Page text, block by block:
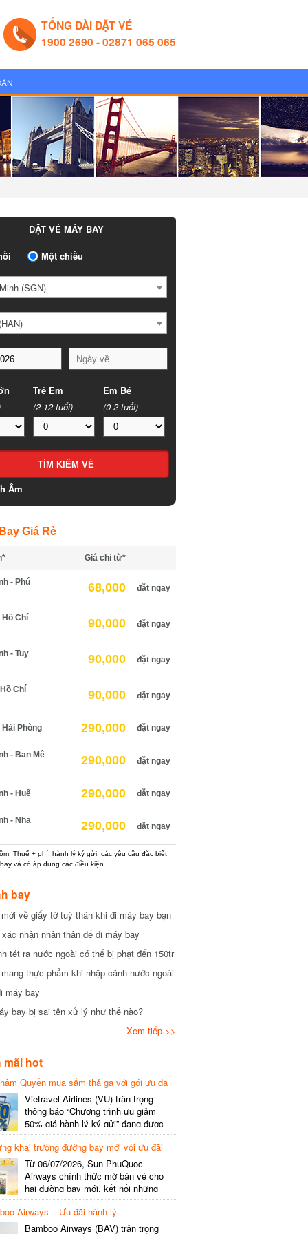
TỔNG ĐÀI ĐẶT VÉ
1900 2690 - 02871 065 065
ĐẶT VÉ MÁY BAY
Một chiều
(SGN)
Trẻ Em
(2-12 tuổi)
Em Bé
(0-2 tuổi)
Âm
Giá Rẻ
Giá chỉ từ*
- Phú
68,000 đặt ngay
Chí
90,000 đặt ngay
- Tuy
90,000 đặt ngay
Chí
90,000 đặt ngay
Phòng 290,000 đặt ngay
- Ban Mê
290,000 đặt ngay
- Huế 290,000 đặt ngay
- Nha
290,000 đặt ngay
Thuế + phí, hành lý ký gửi, các yêu cầu đặc biệt
và có áp dụng các điều kiện.
bay
về giấy tờ tuỳ thân khi đi máy bay bạn
nhận nhân thân để đi máy bay
tét ra nước ngoài có thể bị phạt đến 150tr
thực phẩm khi nhập cảnh nước ngoài
bay
bay bị sai tên xử lý như thế nào?
Xem tiếp >>
hot
Quyến mua sắm thả ga với gói ưu đã
gói cước
Vietravel Airlines (VU) trân trọng
thông báo “Chương trình ưu giảm
50% giá hành lý ký gửi” đang được
triển khai cho đường bay quốc tế mới
kết nối từ TP. Hồ Chí Minh
(SGN) đi Thâm Quyến – Trung Quốc
(SZX), chi tiết như sau: LỊCH BAY
CHI TIẾT Đường bay SHCB Giờ khởi
hành Giờ đến Tần suất…
khai trường đường bay mới với ưu đãi
Từ 06/07/2026, Sun PhuQuoc
Airways chính thức mở bán vé cho
hai đường bay mới, kết nối những
điểm đến giàu trải nghiệm, giúp hành
khách khám phá vẻ đẹp thiên nhiên
và văn hóa của miền Trung Việt Nam.
Airways – Ưu đãi hành lý
Bamboo Airways (BAV) trân trọng